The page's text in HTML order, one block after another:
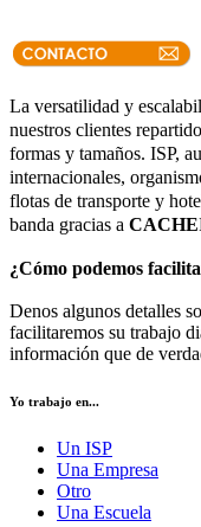
La versatilidad y
nuestros clientes
formas y tamaños. ISP,
internacionales,
flotas de transporte y
banda gracias a CACHE
¿Cómo podemos
Denos algunos detalles
facilitaremos su trabajo
información que de
Yo trabajo en...
Un ISP
Una Empresa
Otro
Una Escuela